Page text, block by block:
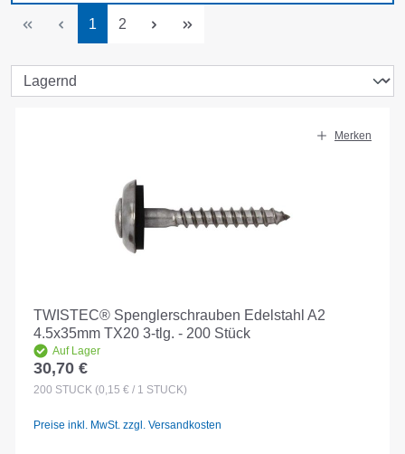
Seite
1 Seite
2
Merken
TWISTEC® Spenglerschrauben Edelstahl A2
4.5x35mm TX20 3-tlg. - 200 Stück
Auf Lager
Regulärer Preis:
30,70 €
200 STÜCK (0,15 € / 1 STÜCK)
Preise inkl. MwSt. zzgl. Versandkosten